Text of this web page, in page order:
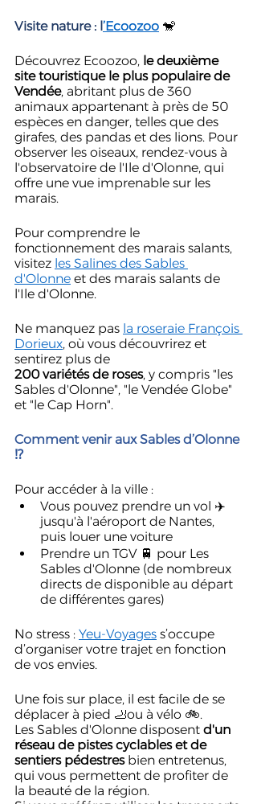
Visite nature : l’Ecoozoo 🐒
Découvrez Ecoozoo, le deuxième
site touristique le plus populaire de
Vendée, abritant plus de 360 ​​
animaux appartenant à près de 50
espèces en danger, telles que des
girafes, des pandas et des lions. Pour
observer les oiseaux, rendez-vous à
l'observatoire de l'Ile d'Olonne, qui
offre une vue imprenable sur les
marais.
Pour comprendre le
fonctionnement des marais salants,
visitez les Salines des Sables
d'Olonne et des marais salants de
l'Ile d'Olonne.
Ne manquez pas la roseraie François
Dorieux, où vous découvrirez et
sentirez plus de
200 variétés de roses, y compris "les
Sables d'Olonne", "le Vendée Globe"
et "le Cap Horn".
Comment venir aux Sables d’Olonne
⁉️
Pour accéder à la ville :
Vous pouvez prendre un vol ✈️
jusqu'à l'aéroport de Nantes,
puis louer une voiture
Prendre un TGV 🚆 pour Les
Sables d'Olonne (de nombreux
directs de disponible au départ
de différentes gares)
No stress : Yeu-Voyages s’occupe
d’organiser votre trajet en fonction
de vos envies.
Une fois sur place, il est facile de se
déplacer à pied 🦶ou à vélo 🚲.
Les Sables d'Olonne disposent d'un
réseau de pistes cyclables et de
sentiers pédestres bien entretenus,
qui vous permettent de profiter de
la beauté de la région.